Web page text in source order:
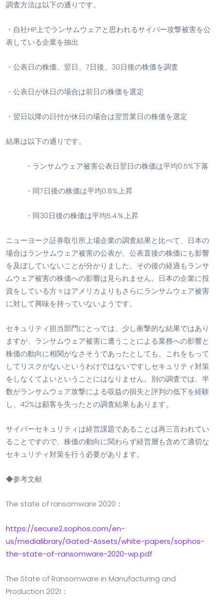
調査方法は以下の通りです。
・自社HP上でランサムウェアと思われるサイバー攻撃被害を公
表している企業を抽出
・公表日の株価、翌日、7日後、30日後の株価を調査
・公表日が休日の場合は前日の株価を選定
・翌日以降の日付が休日の場合は翌営業日の株価を選定
結果は以下の通りです。
・ランサムウェア被害公表日翌日の株価は平均0.5%下落
・同7日後の株価は平均0.8%上昇
・同30日後の株価は平均5.4％上昇
ニューヨーク証券取引所上場企業の調査結果と比べて、日本の
場合はランサムウェア被害の公表が、公表直後の株価にも影響
を及ぼしていないことが分かりました。その後の経過もランサ
ムウェア被害の株価への影響は見られません。日本の企業に投
資をしている方々はアメリカよりもさらにランサムウェア被害
に対して興味を持っていないようです。
セキュリティ担当部門にとっては、少し衝撃的な結果ではあり
ますが、ランサムウェア被害に遭うことによる業務への影響と
株価の動向に相関がなさそうであったとしても、これをもって
してリスクがないというわけではないですしセキュリティ対策
をしなくてよいということにはなりません。別の調査では、半
数がランサムウェア攻撃による収益の損失と評判の低下を経験
し、42%は顧客を失ったとの調査結果もあります。
サイバーセキュリティは経営課題であることは再三言われてい
ることですので、株価の動向に関わらず経営層も含めて適切な
セキュリティ対策を行う必要があります。
◆参考文献
The state of ransomware 2020：
https://secure2.sophos.com/en-
us/medialibrary/Gated-Assets/white-papers/sophos-
the-state-of-ransomware-2020-wp.pdf
The State of Ransomware in Manufacturing and
Production 2021：